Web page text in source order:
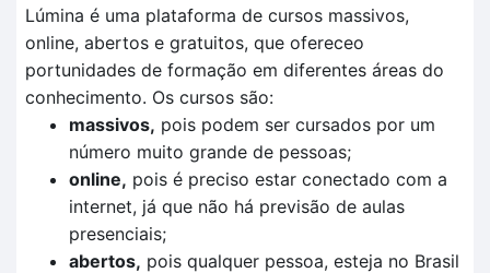
Lúmina é uma plataforma de cursos massivos,
online, abertos e gratuitos, que ofereceo
portunidades de formação em diferentes áreas do
conhecimento. Os cursos são:
massivos, pois podem ser cursados por um
número muito grande de pessoas;
online, pois é preciso estar conectado com a
internet, já que não há previsão de aulas
presenciais;
abertos, pois qualquer pessoa, esteja no Brasil